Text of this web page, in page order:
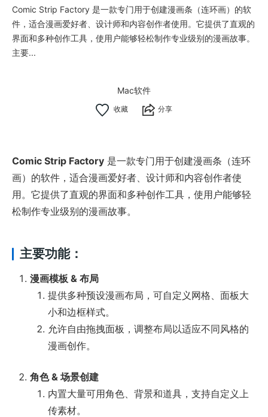
Comic Strip Factory 是一款专门用于创建漫画条（连环画）的软
件，适合漫画爱好者、设计师和内容创作者使用。它提供了直观的
界面和多种创作工具，使用户能够轻松制作专业级别的漫画故事。
主要...
Mac软件
分享
Comic Strip Factory 是一款专门用于创建漫画条（连环
画）的软件，适合漫画爱好者、设计师和内容创作者使
用。它提供了直观的界面和多种创作工具，使用户能够轻
松制作专业级别的漫画故事。
主要功能：
漫画模板 & 布局
提供多种预设漫画布局，可自定义网格、面板大
小和边框样式。
允许自由拖拽面板，调整布局以适应不同风格的
漫画创作。
角色 & 场景创建
内置大量可用角色、背景和道具，支持自定义上
传素材。